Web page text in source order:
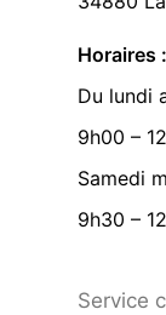
Horaires :
Du lundi
9h00 –
Samedi
9h30 –
Service